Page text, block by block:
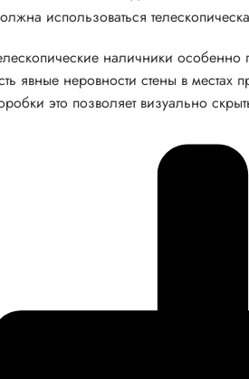
использоваться
наличники особенно
явные неровности стены в местах
это позволяет визуально